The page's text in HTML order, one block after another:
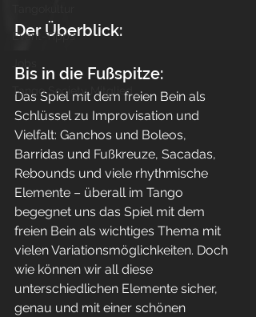
Event-Tipps
Tango Society Mitglied
Der Überblick:
Bis in die Fußspitze:
Das Spiel mit dem freien Bein als
Schlüssel zu Improvisation und
Vielfalt: Ganchos und Boleos,
Barridas und Fußkreuze, Sacadas,
Rebounds und viele rhythmische
Elemente – überall im Tango
begegnet uns das Spiel mit dem
freien Bein als wichtiges Thema mit
vielen Variationsmöglichkeiten. Doch
wie können wir all diese
unterschiedlichen Elemente sicher,
genau und mit einer schönen